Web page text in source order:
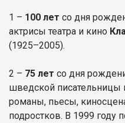
1 – 100 лет со дня
актрисы театра и кино
(1925–2005).
2 – 75 лет со дня
шведской писательницы
романы, пьесы,
подростков. В 1999